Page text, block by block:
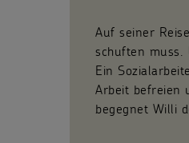
Auf seiner
schuften muss.
Ein
Arbeit befreien
begegnet Willi